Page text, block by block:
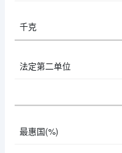
千克
法定第二单位
最惠国(%)